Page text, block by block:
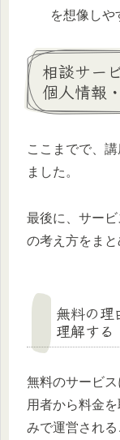
を想像しや
相談サー
個人情報
ここまでで、
ました。
最後に、サー
の考え方をまと
無料の理
理解する
無料のサービ
用者から料金
みで運営される